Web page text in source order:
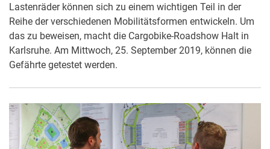
Lastenräder können sich zu einem wichtigen Teil in der
Reihe der verschiedenen Mobilitätsformen entwickeln. Um
das zu beweisen, macht die Cargobike-Roadshow Halt in
Karlsruhe. Am Mittwoch, 25. September 2019, können die
Gefährte getestet werden.